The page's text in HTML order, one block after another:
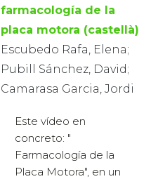
farmacología de la
placa motora (castellà)
Escubedo Rafa, Elena;
Pubill Sánchez, David;
Camarasa Garcia, Jordi
Este vídeo en
concreto: "
Farmacología de la
Placa Motora", en un